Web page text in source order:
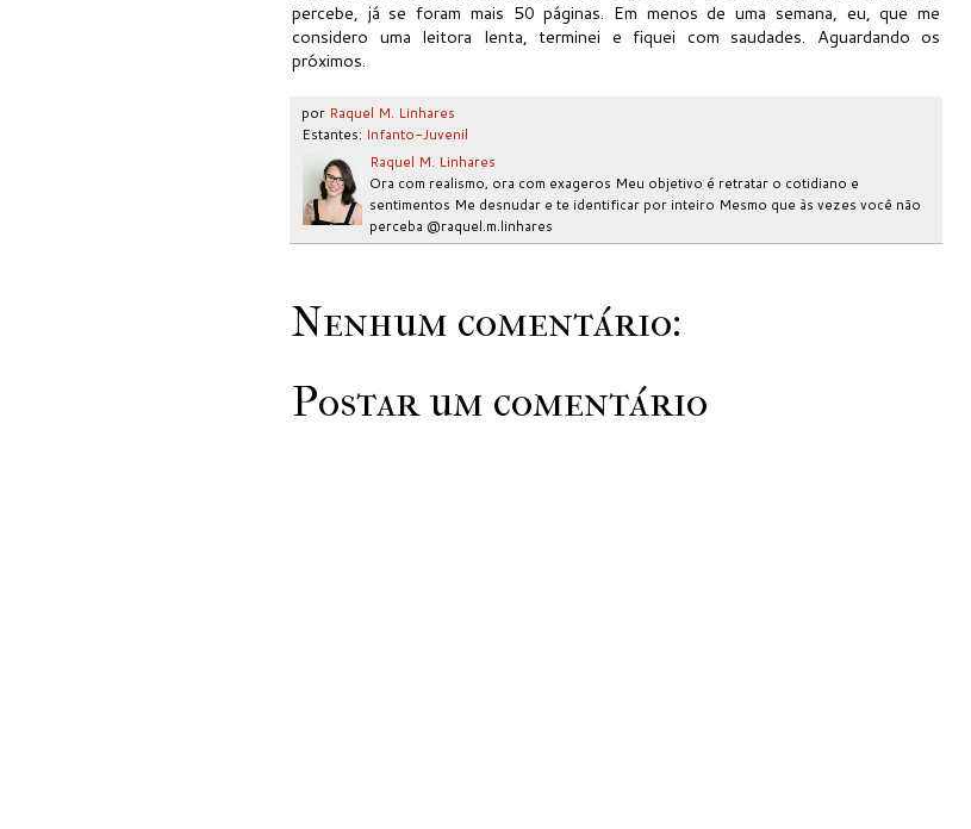
percebe, já se foram mais 50 páginas. Em menos de uma semana, eu, que me
considero uma leitora lenta, terminei e fiquei com saudades. Aguardando os
próximos.
por Raquel M. Linhares
Estantes: Infanto-Juvenil
Raquel M. Linhares
Ora com realismo, ora com exageros Meu objetivo é retratar o cotidiano e
sentimentos Me desnudar e te identificar por inteiro Mesmo que às vezes você não
perceba @raquel.m.linhares
Nenhum comentário:
Postar um comentário